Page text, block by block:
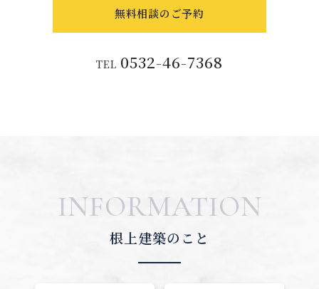
無料相談のご予約
TEL 0532-46-7368
INFORMATION
根上建築のこと